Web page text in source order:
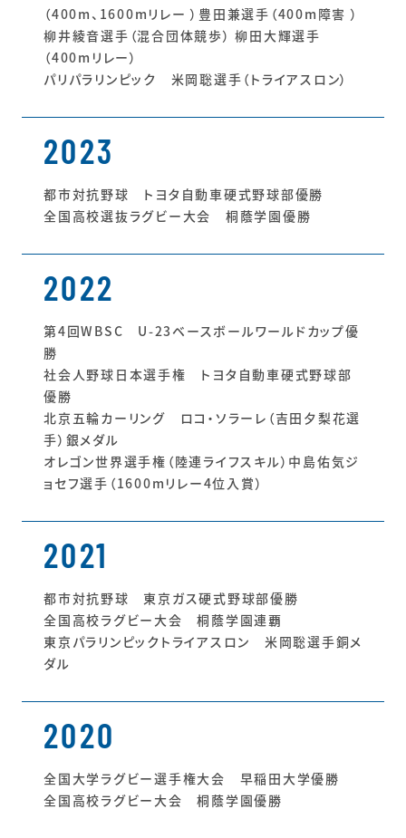
（400m、1600mリレー ）豊田兼選手（400m障害 ）
柳井綾音選手（混合団体競歩） 柳田大輝選手
（400mリレー）
パリパラリンピック 米岡聡選手（トライアスロン）
2023
都市対抗野球 トヨタ自動車硬式野球部優勝
全国高校選抜ラグビー大会 桐蔭学園優勝
2022
第4回WBSC U-23ベースボールワールドカップ優
勝
社会人野球日本選手権 トヨタ自動車硬式野球部
優勝
北京五輪カーリング ロコ・ソラーレ（吉田夕梨花選
手）銀メダル
オレゴン世界選手権（陸連ライフスキル）中島佑気ジ
ョセフ選手（1600mリレー4位入賞）
2021
都市対抗野球 東京ガス硬式野球部優勝
全国高校ラグビー大会 桐蔭学園連覇
東京パラリンピックトライアスロン 米岡聡選手銅メ
ダル
2020
全国大学ラグビー選手権大会 早稲田大学優勝
全国高校ラグビー大会 桐蔭学園優勝